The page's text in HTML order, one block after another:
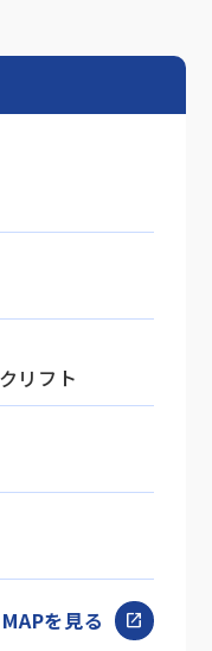
リフト
MAPを見る open_in_new